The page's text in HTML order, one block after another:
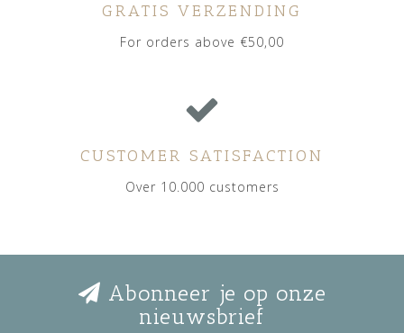
GRATIS VERZENDING
For orders above €50,00
CUSTOMER SATISFACTION
Over 10.000 customers
Abonneer je op onze
nieuwsbrief